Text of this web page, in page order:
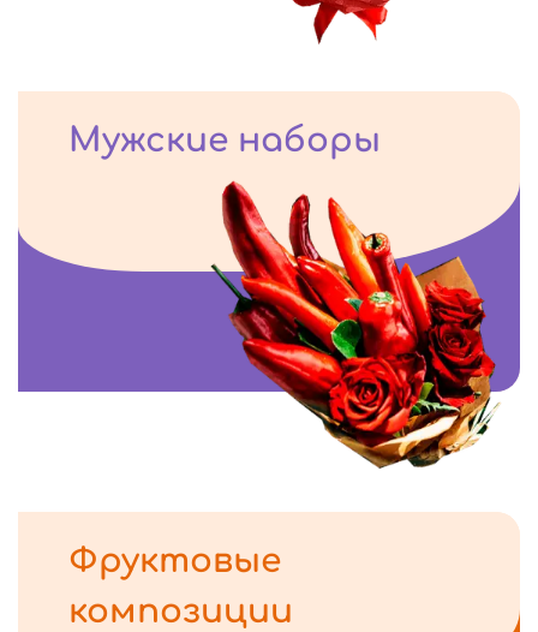
Мужские наборы
Фруктовые
композиции